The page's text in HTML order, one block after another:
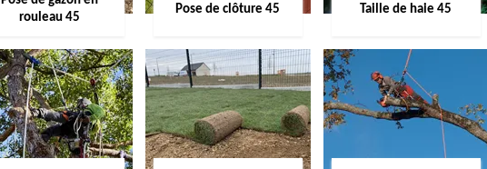
rouleau 45
Pose de clôture 45 Taille de haie 45